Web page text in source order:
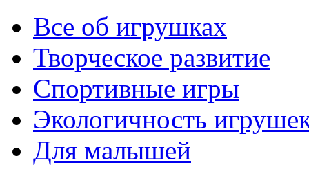
Все об игрушках
Творческое развитие
Спортивные игры
Экологичность
Для малышей